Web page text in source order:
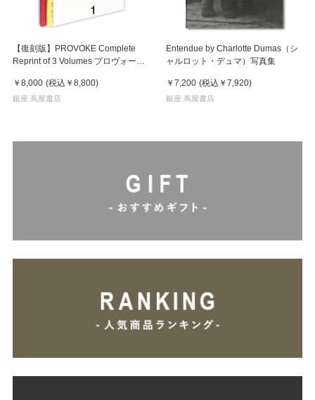
【復刻版】PROVOKE Complete
Reprint of 3 Volumes プロヴォーク
￥8,000 (税込 ￥8,800)
銀座 蔦屋書店
Entendue by Charlotte Dumas（シ
ャルロット・デュマ）写真集
￥7,200 (税込 ￥7,920)
銀座 蔦屋書店